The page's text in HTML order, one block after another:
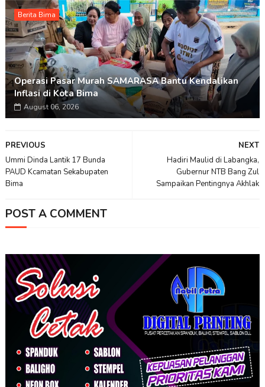
Berita Bima
Operasi Pasar Murah SAMARASA Bantu Kendalikan
Inflasi di Kota Bima
August 06, 2026
NEXT
Hadiri Maulid di Labangka,
Gubernur NTB Bang Zul
Sampaikan Pentingnya Akhlak
PREVIOUS
Ummi Dinda Lantik 17 Bunda
PAUD Kcamatan Sekabupaten
Bima
POST A COMMENT